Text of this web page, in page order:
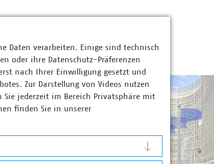
Daten verarbeiten. Einige sind technisch
oder ihre Datenschutz-Präferenzen
nach Ihrer Einwilligung gesetzt und
Zur Darstellung von Videos nutzen
Sie jederzeit im Bereich Privatsphäre mit
finden Sie in unserer